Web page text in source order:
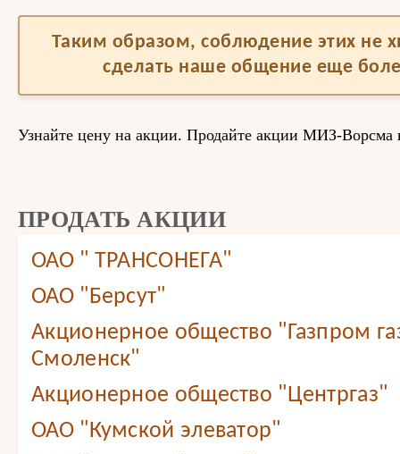
Таким образом, соблюдение этих не
сделать наше общение еще
Узнайте цену на акции. Продайте акции МИЗ-
ПРОДАТЬ АКЦИИ
ОАО " ТРАНСОНЕГА"
ОАО "Берсут"
Акционерное общество "Газпром
Смоленск"
Акционерное общество "Центргаз"
ОАО "Кумской элеватор"